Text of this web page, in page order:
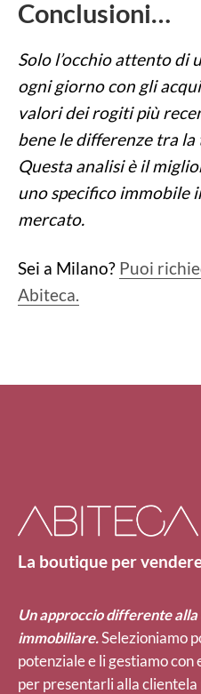
Conclusioni…
Solo l’occhio attento di
ogni giorno con gli
valori dei rogiti più
bene le differenze tra la
Questa analisi è il
uno specifico immobile
mercato.
Sei a Milano? Puoi
Abiteca.
La boutique per
Un approccio differente
immobiliare.Selezioniamo
potenziale e li gestiamo
per presentarli alla